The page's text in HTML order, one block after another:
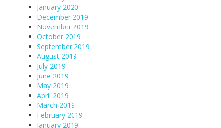
January 2020
December 2019
November 2019
October 2019
September 2019
August 2019
July 2019
June 2019
May 2019
April 2019
March 2019
February 2019
January 2019